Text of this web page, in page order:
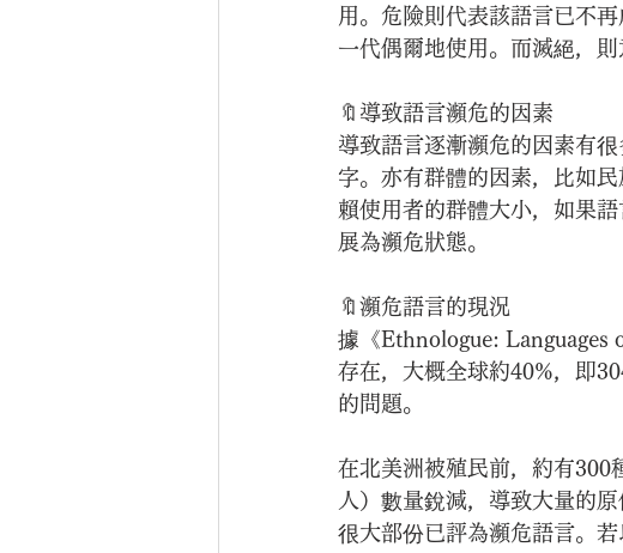
用。危險則代表該語言已不
一代偶爾地使用。而滅絕，
🔖導致語言瀕危的因素
導致語言逐漸瀕危的因素有
字。亦有群體的因素，比如
賴使用者的群體大小，如果
展為瀕危狀態。
🔖瀕危語言的現況
據《Ethnologue: Languages
存在，大概全球約40%，即
的問題。
在北美洲被殖民前，約有300
人）數量銳減，導致大量的
很大部份已評為瀕危語言。